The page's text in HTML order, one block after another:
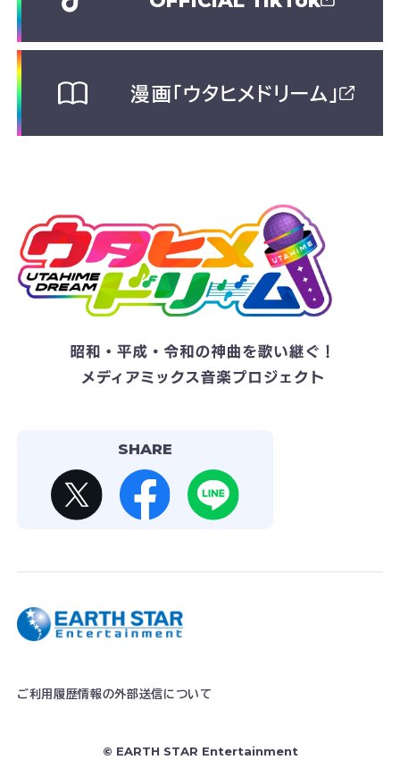
漫画「ウタヒメドリーム」
SHARE
ご利用履歴情報の外部送信について
© EARTH STAR Entertainment